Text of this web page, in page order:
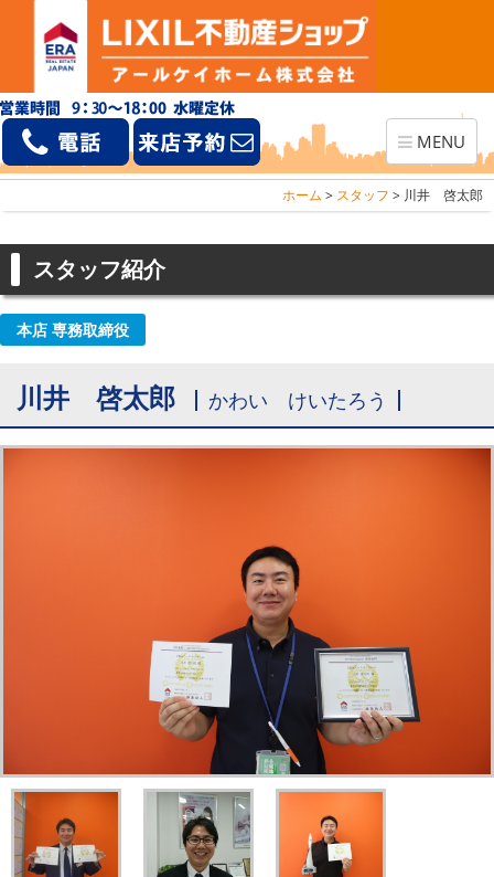
Toggle
navigation
MENU
ホーム > スタッフ > 川井 啓太郎
スタッフ紹介
本店 専務取締役
川井 啓太郎 かわい けいたろう